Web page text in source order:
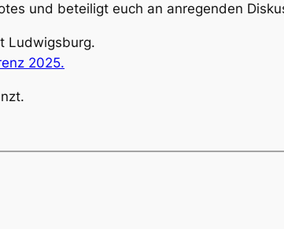
und beteiligt euch an anregenden
Ludwigsburg.
2025.